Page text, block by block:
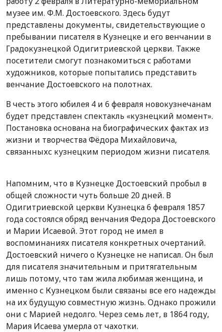
музее им. Ф.М. Достоевского. Здесь будут
представлены документы, свидетельствующие о
пребывании писателя в Кузнецке и его венчании в
Градокузнецкой Одигитриевской церкви. Также
посетители смогут познакомиться с работами
художников, которые попытались представить
венчание Достоевского на полотнах.
В честь этого юбилея 4 и 6 февраля новокузнечанам
будет представлен спектакль «кузнецкий момент».
Постановка основана на биографических фактах из
жизни и творчества Фёдора Михайловича,
связанныхс кузнецким периодом жизни писателя.
Напомним, что в Кузнецке Достоевский пробыл в
общей сложности чуть больше 20 дней. В
Одигитриевской церкви Кузнецка 6 февраля 1857
года состоялся обряд венчания Федора Достоевского
и Марии Исаевой. Этот город не имел в
воспоминаниях писателя конкретных очертаний.
Достоевский ничего о Кузнецке не написал. Он был
для писателя значительным и притягательным
лишь потому, что там жила любимая женщина, и
именно с Кузнецком были связаны все его надежды
на их будущую совместную жизнь. Однако прожили
они с Марией недолго. Через семь лет, в 1864 году,
Мария Исаева умерла от чахотки.